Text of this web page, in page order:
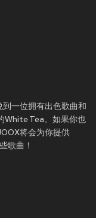
一位拥有出色歌曲和
White Tea。如果你也
将会为你提供
歌曲！